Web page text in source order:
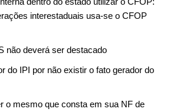
interestaduais usa-se o CFOP
não deverá ser destacado
do IPI por não existir o fato gerador do
o mesmo que consta em sua NF de